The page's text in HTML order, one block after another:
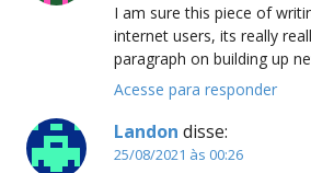
I am sure this piece of
internet users, its really
paragraph on building up
Acesse para responder
Landon disse:
25/08/2021 às 00:26